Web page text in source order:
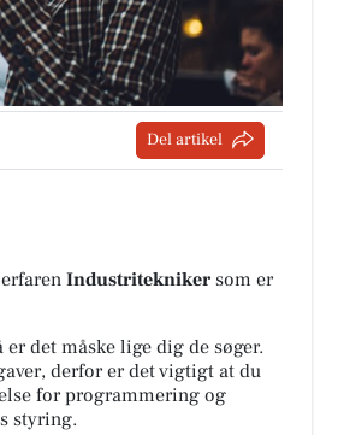
Del artikel
Industritekniker som er
det måske lige dig de søger.
derfor er det vigtigt at du
for programmering og
styring.